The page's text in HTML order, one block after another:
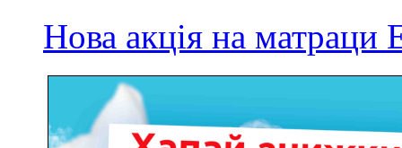
Нова акція на